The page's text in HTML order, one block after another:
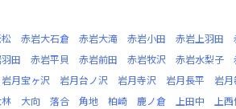
赤岩大石倉 赤岩大滝 赤岩小田 赤岩上羽田
田 赤岩平貝 赤岩前田 赤岩牧沢 赤岩水梨子
岩月宝ヶ沢 岩月台ノ沢 岩月寺沢 岩月長平 岩月
大向 落合 角地 柏崎 鹿ノ倉 上田中 上